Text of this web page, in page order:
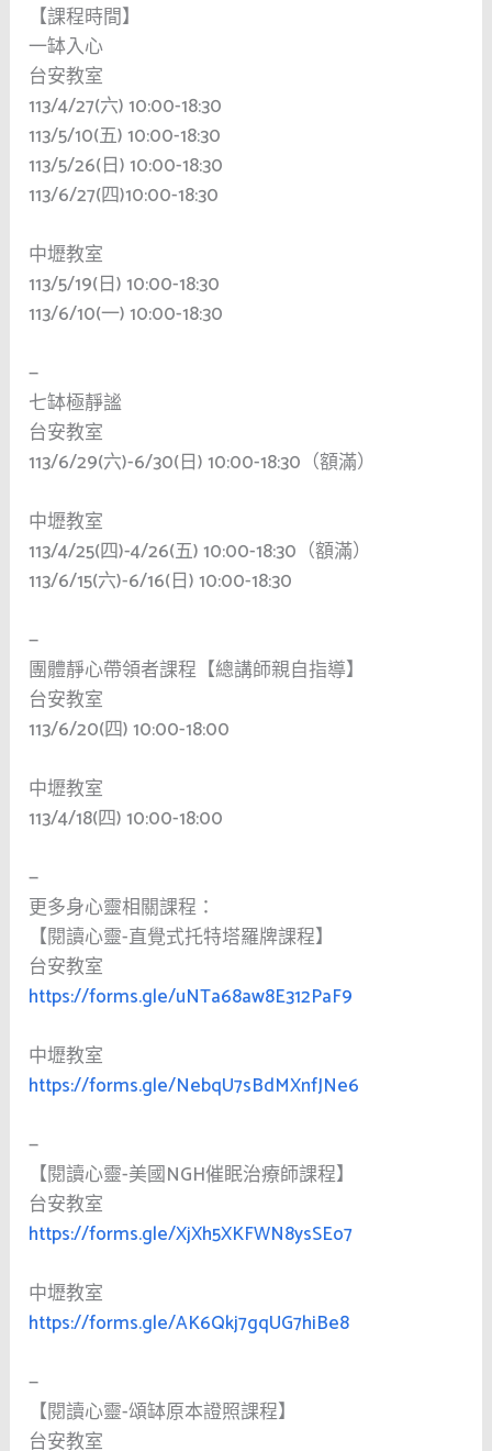
【課程時間】
一缽入心
台安教室
113/4/27(六) 10:00-18:30
113/5/10(五) 10:00-18:30
113/5/26(日) 10:00-18:30
113/6/27(四)10:00-18:30
中壢教室
113/5/19(日) 10:00-18:30
113/6/10(一) 10:00-18:30
—
七缽極靜謐
台安教室
113/6/29(六)-6/30(日) 10:00-18:30（額滿）
中壢教室
113/4/25(四)-4/26(五) 10:00-18:30（額滿）
113/6/15(六)-6/16(日) 10:00-18:30
—
團體靜心帶領者課程【總講師親自指導】
台安教室
113/6/20(四) 10:00-18:00
中壢教室
113/4/18(四) 10:00-18:00
—
更多身心靈相關課程：
【閱讀心靈-直覺式托特塔羅牌課程】
台安教室
https://forms.gle/uNTa68aw8E312PaF9
中壢教室
https://forms.gle/NebqU7sBdMXnfJNe6
—
【閱讀心靈-美國NGH催眠治療師課程】
台安教室
https://forms.gle/XjXh5XKFWN8ysSEo7
中壢教室
https://forms.gle/AK6Qkj7gqUG7hiBe8
—
【閱讀心靈-頌缽原本證照課程】
台安教室